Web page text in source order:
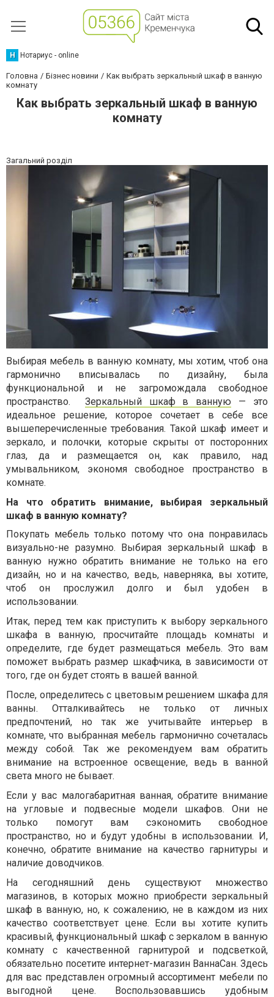
Н Нотариус - online
Головна Бізнес новини
Как выбрать зеркальный шкаф в ванную
комнату
Как выбрать зеркальный шкаф в ванную
комнату
Загальний розділ
Выбирая мебель в ванную комнату, мы хотим, чтоб она
гармонично вписывалась по дизайну, была
функциональной и не загромождала свободное
пространство.
Зеркальный шкаф в ванную — это
идеальное решение, которое сочетает в себе все
вышеперечисленные требования. Такой шкаф имеет и
зеркало, и полочки, которые скрыты от посторонних
глаз, да и размещается он, как правило, над
умывальником, экономя свободное пространство в
комнате.
На что обратить внимание, выбирая зеркальный
шкаф в ванную комнату?
Покупать мебель только потому что она понравилась
визуально-не разумно. Выбирая зеркальный шкаф в
ванную нужно обратить внимание не только на его
дизайн, но и на качество, ведь, наверняка, вы хотите,
чтоб он прослужил долго и был удобен в
использовании.
Итак, перед тем как приступить к выбору зеркального
шкафа в ванную, просчитайте площадь комнаты и
определите, где будет размещаться мебель. Это вам
поможет выбрать размер шкафчика, в зависимости от
того, где он будет стоять в вашей ванной.
После, определитесь с цветовым решением шкафа для
ванны. Отталкивайтесь не только от личных
предпочтений, но так же учитывайте интерьер в
комнате, что выбранная мебель гармонично сочеталась
между собой. Так же рекомендуем вам обратить
внимание на встроенное освещение, ведь в ванной
света много не бывает.
Если у вас малогабаритная ванная, обратите внимание
на угловые и подвесные модели шкафов. Они не
только помогут вам сэкономить свободное
пространство, но и будут удобны в использовании. И,
конечно, обратите внимание на качество гарнитуры и
наличие доводчиков.
На сегодняшний день существуют множество
магазинов, в которых можно приобрести зеркальный
шкаф в ванную, но, к сожалению, не в каждом из них
качество соответствует цене. Если вы хотите купить
красивый, функциональный шкаф с зеркалом в ванную
комнату с качественной гарнитурой и подсветкой,
обязательно посетите интернет-магазин ВаннаСан. Здесь
для вас представлен огромный ассортимент мебели по
выгодной цене. Воспользовавшись удобным